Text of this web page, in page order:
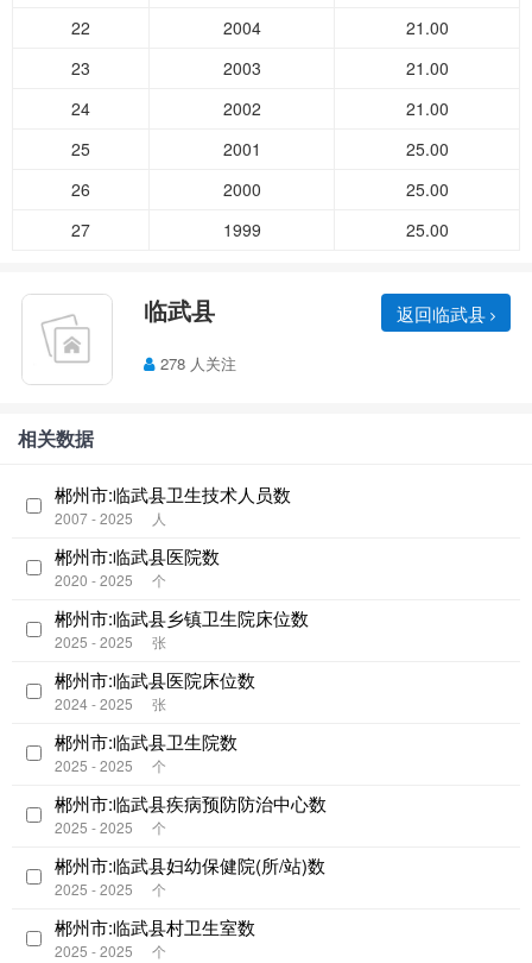
22
2004
21.00
23
2003
21.00
24
2002
21.00
25
2001
25.00
26
2000
25.00
27
1999 25.00
临武县 返回临武县
278 人关注
相关数据
郴州市:临武县卫生技术人员数
2007 - 2025 人
郴州市:临武县医院数
2020 - 2025 个
郴州市:临武县乡镇卫生院床位数
2025 - 2025 张
郴州市:临武县医院床位数
2024 - 2025 张
郴州市:临武县卫生院数
2025 - 2025 个
郴州市:临武县疾病预防防治中心数
2025 - 2025 个
郴州市:临武县妇幼保健院(所/站)数
2025 - 2025 个
郴州市:临武县村卫生室数
2025 - 2025 个